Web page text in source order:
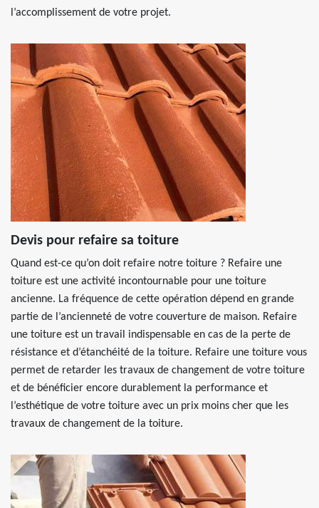
l’accomplissement de votre projet.
Devis pour refaire sa toiture
Quand est-ce qu’on doit refaire notre toiture ? Refaire une
toiture est une activité incontournable pour une toiture
ancienne. La fréquence de cette opération dépend en grande
partie de l’ancienneté de votre couverture de maison. Refaire
une toiture est un travail indispensable en cas de la perte de
résistance et d’étanchéité de la toiture. Refaire une toiture vous
permet de retarder les travaux de changement de votre toiture
et de bénéficier encore durablement la performance et
l’esthétique de votre toiture avec un prix moins cher que les
travaux de changement de la toiture.